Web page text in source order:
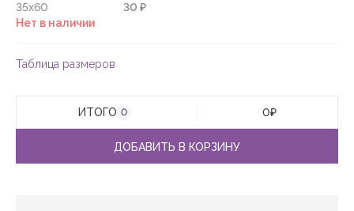
35х60
30 ₽
Нет в наличии
Таблица размеров
ИТОГО 0 0₽
ДОБАВИТЬ В КОРЗИНУ